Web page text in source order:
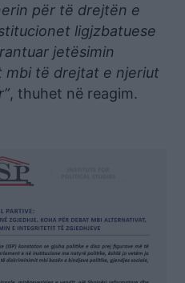
për të drejtën e
ligjzbatuese
jetësimin
mbi të drejtat e njeriut
, thuhet në reagim.